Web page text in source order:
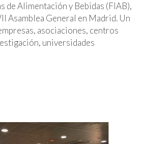
de Alimentación y Bebidas (FIAB),
Asamblea General en Madrid. Un
asociaciones, centros
universidades